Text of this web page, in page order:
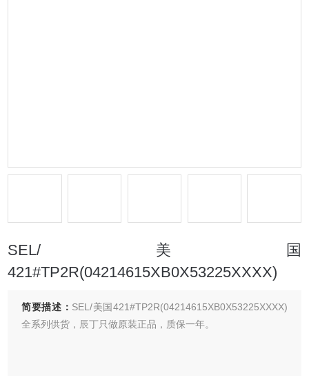
SEL/美国
421#TP2R(04214615XB0X53225XXXX)
简要描述： SEL/美国421#TP2R(04214615XB0X53225XXXX)
全系列供货，辰丁只做原装正品，质保一年。